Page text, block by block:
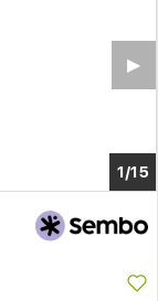
1/10
▶︎